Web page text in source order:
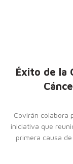
Éxito de la
Covirán colabora
iniciativa que
primera causa